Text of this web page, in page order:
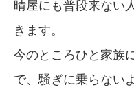
晴屋にも普段来ない
きます。
今のところひと家族
で、騒ぎに乗らない